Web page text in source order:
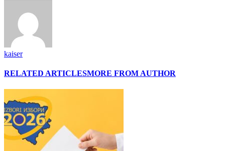
kaiser
RELATED ARTICLESMORE FROM AUTHOR